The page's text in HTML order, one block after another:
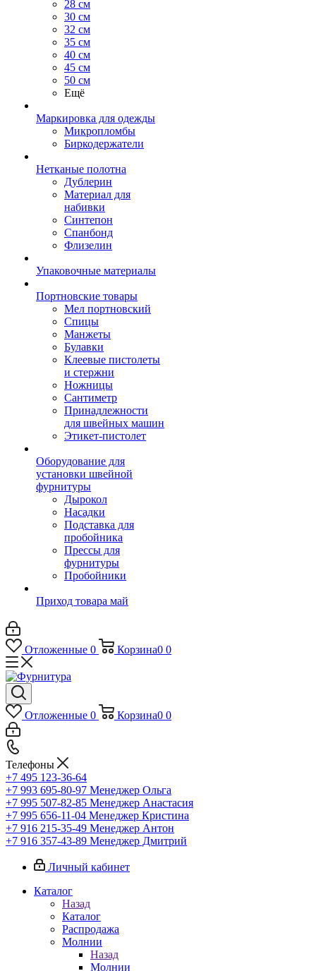
28 см
30 см
32 см
35 см
40 см
45 см
50 см
Ещё
Маркировка для одежды
Микропломбы
Биркодержатели
Нетканые полотна
Дублерин
Материал для
набивки
Синтепон
Спанбонд
Флизелин
Упаковочные материалы
Портновские товары
Мел портновский
Спицы
Манжеты
Булавки
Клеевые пистолеты
и стержни
Ножницы
Сантиметр
Принадлежности
для швейных машин
Этикет-пистолет
Оборудование для
установки швейной
фурнитуры
Дырокол
Насадки
Подставка для
пробойника
Прессы для
фурнитуры
Пробойники
Приход товара май
Отложенные 0 Корзина0 0
Отложенные 0 Корзина0 0
Телефоны
+7 495 123-36-64
+7 993 695-80-97 Менеджер Ольга
+7 995 507-82-85 Менеджер Анастасия
+7 995 656-11-04 Менеджер Кристина
+7 916 215-35-49 Менеджер Антон
+7 916 357-43-89 Менеджер Дмитрий
Личный кабинет
Каталог
Назад
Каталог
Распродажа
Молнии
Назад
Молнии